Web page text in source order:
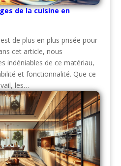
de la cuisine en
de plus en plus prisée pour
cet article, nous
indéniables de ce matériau,
et fonctionnalité. Que ce
les…